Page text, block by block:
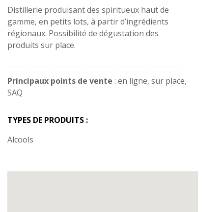
Distillerie produisant des spiritueux haut de
gamme, en petits lots, à partir d’ingrédients
régionaux. Possibilité de dégustation des
produits sur place.
Principaux points de vente : en ligne, sur place,
SAQ
TYPES DE PRODUITS :
Alcools